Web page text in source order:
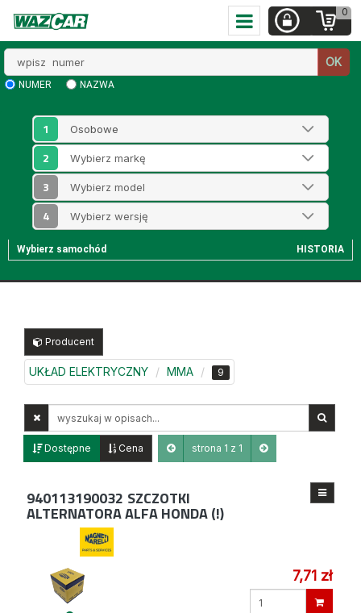
0
numer
OK
NUMER NAZWA
1
2
3
4
Wybierz samochód HISTORIA
Producent
UKŁAD ELEKTRYCZNY MMA 9
opisach
Dostępne Cena strona 1 z 1
940113190032 SZCZOTKI
ALTERNATORA ALFA HONDA (!)
7,71 zł